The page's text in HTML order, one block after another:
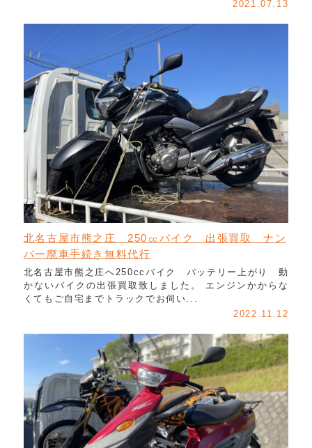
2021.07.13
北名古屋市熊之庄 250㏄バイク 出張買取 ナン
バー廃車手続き無料代行
北名古屋市熊之庄へ250ccバイク バッテリー上がり 動
かないバイクの出張買取致しました。 エンジンかからな
くてもご自宅までトラックでお伺い...
2022.11.12